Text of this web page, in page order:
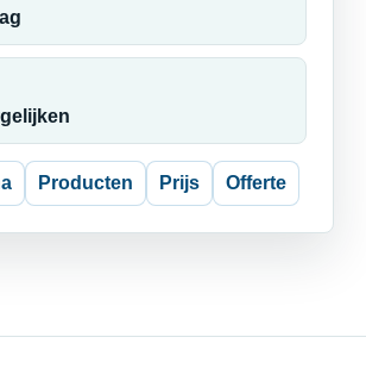
Producten Prijs Offerte